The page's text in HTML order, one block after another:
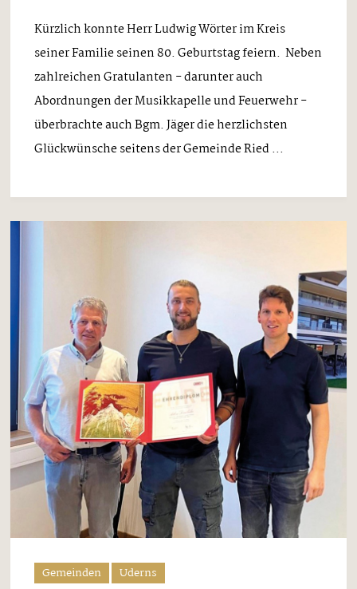
Kürzlich konnte Herr Ludwig Wörter im Kreis
seiner Familie seinen 80. Geburtstag feiern. Neben
zahlreichen Gratulanten - darunter auch
Abordnungen der Musikkapelle und Feuerwehr -
überbrachte auch Bgm. Jäger die herzlichsten
Glückwünsche seitens der Gemeinde Ried ...
Gemeinden Uderns